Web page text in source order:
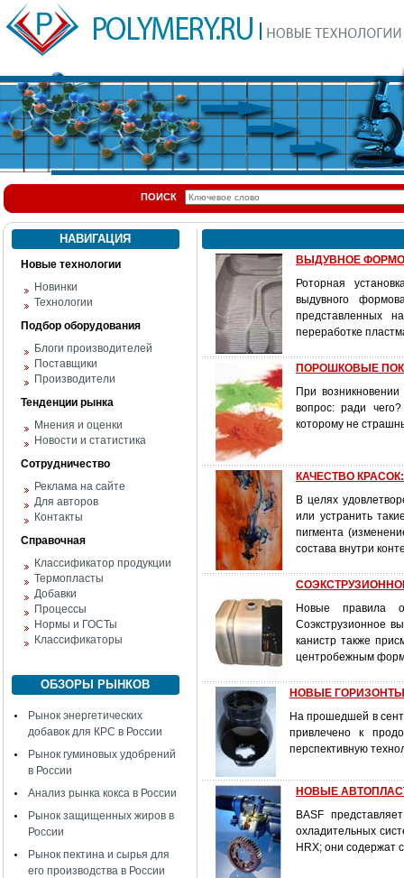
ПОИСК
НАВИГАЦИЯ
Новые технологии
Новинки
Технологии
Подбор оборудования
Блоги производителей
Поставщики
Производители
Тенденции рынка
Мнения и оценки
Новости и статистика
Сотрудничество
Реклама на сайте
Для авторов
Контакты
Справочная
Классификатор продукции
Термопласты
Добавки
Процессы
Нормы и ГОСТы
Классификаторы
ОБЗОРЫ РЫНКОВ
Рынок энергетических
добавок для КРС в России
Рынок гуминовых удобрений
в России
Анализ рынка кокса в России
Рынок защищенных жиров в
России
Рынок пектина и сырья для
его производства в России
ВЫДУВНОЕ
Роторная
выдувного
представленных
переработке
ПОРОШКОВЫЕ
При
вопрос: ради
которому не
КАЧЕСТВО КРАСОК:
В целях
или устранить
пигмента
состава внутри
Новые правила
Соэкструзионное
канистр также
центробежным
НОВЫЕ
На прошедшей в
привлечено к
перспективную
НОВЫЕ
BASF
охладительных
HRX; они содержат